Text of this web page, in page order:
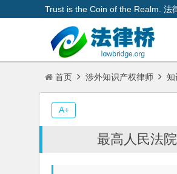
Trust is the Coin of the Realm. 法
首页 涉外知识产权律师 知
最高人民法
A+